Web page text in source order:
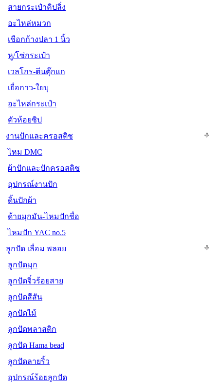
สายกระเป๋าคิปลิ่ง
อะไหล่หมวก
เชือกก้างปลา 1 นิ้ว
หู/โซ่กระเป๋า
เวลโกร-ตีนตุ๊กแก
เยื่อกาว-ใยบุ
อะไหล่กระเป๋า
ตัวห้อยซิป
งานปักและครอสติช
ไหม DMC
ผ้าปักและปักครอสติช
อุปกรณ์งานปัก
ดิ้นปักผ้า
ด้ายมุกมัน-ไหมปักชื่อ
ไหมปัก YAC no.5
ลูกปัด เลื่อม พลอย
ลูกปัดมุก
ลูกปัดจิ๋วร้อยสาย
ลูกปัดสีสัน
ลูกปัดไม้
ลูกปัดพลาสติก
ลูกปัด Hama bead
ลูกปัดลายริ้ว
อุปกรณ์ร้อยลูกปัด